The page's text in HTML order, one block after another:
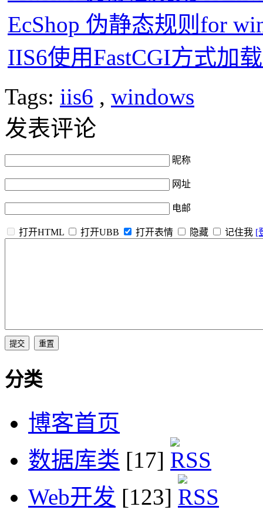
EcShop 伪静态规则for
IIS6使用FastCGI方式加
Tags: iis6 , windows
发表评论
昵称
网址
电邮
打开HTML 打开UBB 打开表情 隐藏 记住我 [
分类
博客首页
数据库类 [17]
Web开发 [123]